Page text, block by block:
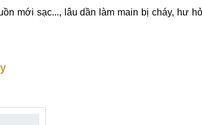
mới sạc..., lâu dần làm main bị cháy, hư